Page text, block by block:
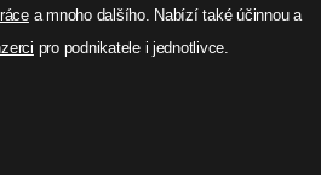
a mnoho dalšího. Nabízí také účinnou a
pro podnikatele i jednotlivce.